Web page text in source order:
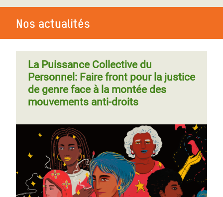
Nos actualités
La Puissance Collective du
Personnel: Faire front pour la justice
de genre face à la montée des
mouvements anti-droits